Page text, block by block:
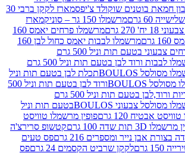
שוקולד צ'יפס
מארז לקקן ברבי 30
מרשמלו 150 גר – סוניק
מארז
מרשמלו פרחים יאמס 160
מרשמלו לבבות יאמס כחול לבן 160
ממתק מרשמלו פרחים צבעוני בטעם תות וניל 500 גרם
ממתק מרשמלו לבבות ורוד לבן בטעם תות וניל 500 גרם
ממתק מרשמלו מסולסל BOULOSתכלת לבן בטעם תות וניל
ממתק מרשמלו מסולסל BOULOSורוד לבן בטעם תות וניל 500
ממתק מרשמלו כריות ורוד,לבן בטעם תות וניל 500 גרם
ממתק מרשמלו מסולסל צבעוני BOULOSבטעם תות וניל
גרם
פופין מרשמלו טוויסט
קטשופ סרירצ'ה
ומספרים 216 גרם
פס טעים
לקקן שרביט הקסמים 24 גרם
פס